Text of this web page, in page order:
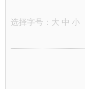
选择字号： 大 中 小